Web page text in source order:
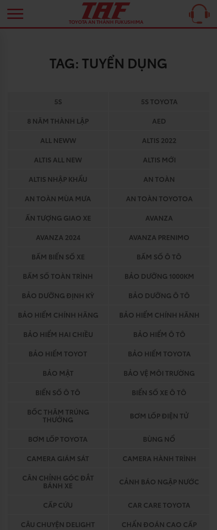
TOYOTA AN THÀNH FUKUSHIMA
TAG: TUYỂN DỤNG
5S
5S TOYOTA
8 NĂM THÀNH LẬP
AED
ALL NEWW
ALTIS 2022
ALTIS ALL NEW
ALTIS MỚI
ALTIS NHẬP KHẨU
AN TOÀN
AN TOÀN MÙA MƯA
AN TOÀN TOYOTOA
ẤN TƯỢNG GIAO XE
AVANZA
AVANZA 2024
AVANZA PRENIMO
BẤM BIỂN SỐ XE
BẤM SỐ Ô TÔ
BẤM SỐ TOÀN TRÌNH
BẢO DƯỠNG 1000KM
BẢO DƯỠNG ĐỊNH KỲ
BẢO DƯỠNG Ô TÔ
BẢO HIỂM CHÍNH HÃNG
BẢO HIỂM CHÍNH HÃNH
BẢO HIỂM HAI CHIỀU
BẢO HIỂM Ô TÔ
BẢO HIỂM TOYOT
BẢO HIỂM TOYOTA
BẢO MẬT
BẢO VỆ MÔI TRƯỜNG
BIỂN SỐ Ô TÔ
BIỂN SỐ XE Ô TÔ
BỐC THĂM TRÚNG
THƯỞNG
BƠM LỐP ĐIỆN TỬ
BƠM LỐP TOYOTA
BÙNG NỔ
CAMERA GIÁM SÁT
CAMERA HÀNH TRÌNH
CÂN CHỈNH GÓC ĐẮT
BÁNH XE
CẢNH BÁO NGẬP NƯỚC
CẤP CỨU
CAR CARE TOYOTA
CÂU CHUYỆN DELIGHT
CHẨN ĐOÁN CAO CẤP